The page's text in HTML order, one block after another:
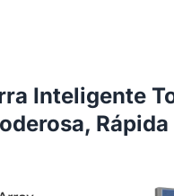
Inteligente